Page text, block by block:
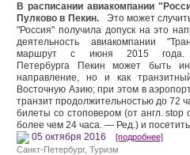
В расписании авиакомпании
Пулково в Пекин.
Это может
"Россия" получила допуск на это
деятельность авиакомпании
маршрут с июня 2015 года.
Петербурга Пекин может быть
направление, но и как
Восточную Азию; при этом в
транзит продолжительностью до 72
билеты со стоповером (от англ.
более чем 24 часа. — Ред.) и
05 октября 2016 [подробнее]
Санкт-Петербург, Туризм